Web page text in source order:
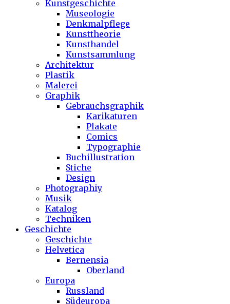
Kunstgeschichte
Museologie
Denkmalpflege
Kunsttheorie
Kunsthandel
Kunstsammlung
Architektur
Plastik
Malerei
Graphik
Gebrauchsgraphik
Karikaturen
Plakate
Comics
Typographie
Buchillustration
Stiche
Design
Photographiy
Musik
Katalog
Techniken
Geschichte
Geschichte
Helvetica
Bernensia
Oberland
Europa
Russland
Südeuropa